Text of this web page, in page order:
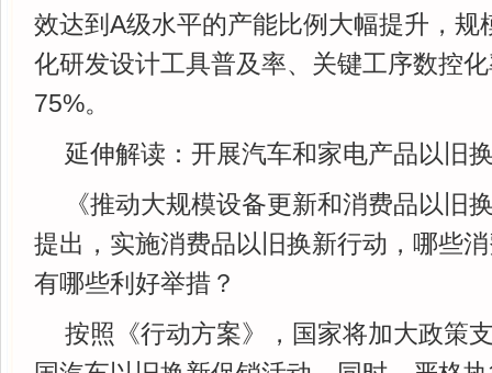
效达到A级水平的产能比例大幅提升，规
化研发设计工具普及率、关键工序数控
75%。
延伸解读：开展汽车和家电产品以旧
《推动大规模设备更新和消费品以旧
提出，实施消费品以旧换新行动，哪些
有哪些利好举措？
按照《行动方案》，国家将加大政策